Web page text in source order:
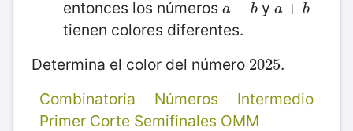
entonces los números a − b
a −b y a + b
a+b
tienen colores diferentes.
Determina el color del número 2025
2025.
Combinatoria
Números
Intermedio
Primer Corte Semifinales OMM